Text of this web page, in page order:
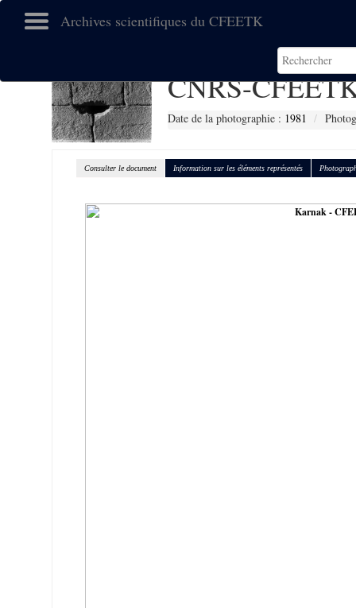
Archives scientifiques du CFEETK
CNRS-
Date de la photographie : 1981
Consulter le document Information sur les éléments représentés